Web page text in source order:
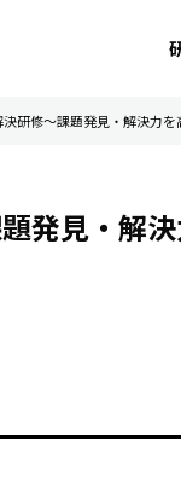
研修～課題発見・解決力
発見・解